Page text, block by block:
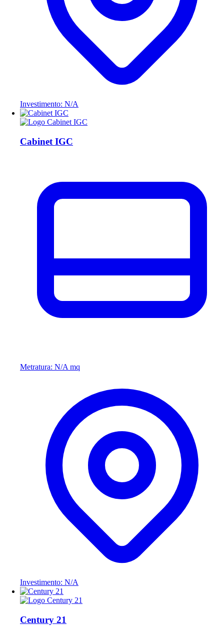
Investimento: N/A
Cabinet IGC
Metratura: N/A mq
Investimento: N/A
Century 21